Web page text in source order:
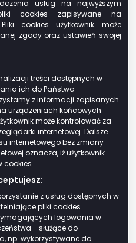
usług na najwyższym
cookies zapisywane na
cookies użytkownik może
zgody oraz ustawień swojej
treści dostępnych w
ich do Państwa
z informacji zapisanych
urządzeniach końcowych
może kontrolować za
internetowej. Dalsze
internetowego bez zmiany
oznacza, iż użytkownik
cookies.
z usług dostępnych w
pliki cookies
logowania w
- służące do
np. wykorzystywane do
statusie centrum
uzyskanym na
w przepisach o
wspierania
– w odniesieniu
zajętych
badań i prac
[1].
może wprowadzić
przedmiotowe, z
dotyczących